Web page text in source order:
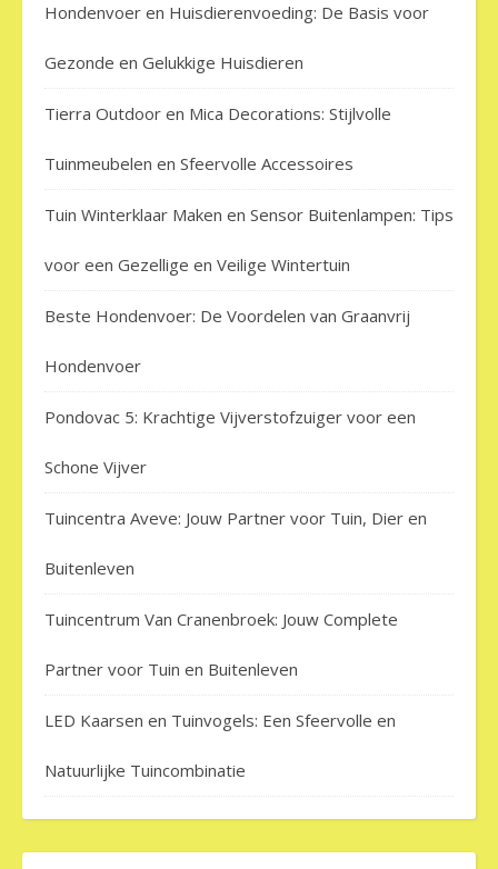
Hondenvoer en Huisdierenvoeding: De Basis voor
Gezonde en Gelukkige Huisdieren
Tierra Outdoor en Mica Decorations: Stijlvolle
Tuinmeubelen en Sfeervolle Accessoires
Tuin Winterklaar Maken en Sensor Buitenlampen: Tips
voor een Gezellige en Veilige Wintertuin
Beste Hondenvoer: De Voordelen van Graanvrij
Hondenvoer
Pondovac 5: Krachtige Vijverstofzuiger voor een
Schone Vijver
Tuincentra Aveve: Jouw Partner voor Tuin, Dier en
Buitenleven
Tuincentrum Van Cranenbroek: Jouw Complete
Partner voor Tuin en Buitenleven
LED Kaarsen en Tuinvogels: Een Sfeervolle en
Natuurlijke Tuincombinatie